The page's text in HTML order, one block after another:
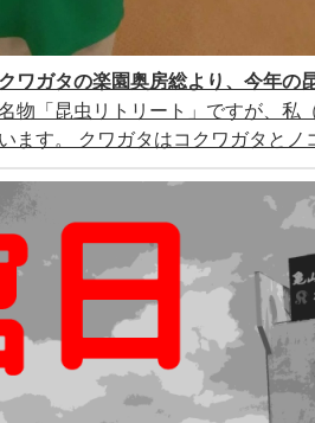
ワガタの楽園奥房総より、今年の
物「昆虫リトリート」ですが、私
ます。 クワガタはコクワガタと